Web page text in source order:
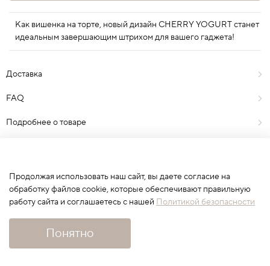
Как вишенка на торте, новый дизайн CHERRY YOGURT станет
идеальным завершающим штрихом для вашего гаджета!
Доставка
FAQ
Подробнее о товаре
Продолжая использовать наш сайт, вы даете согласие на
обработку файлов cookie, которые обеспечивают правильную
работу сайта и соглашаетесь с нашей Политикой безопасности
Понятно